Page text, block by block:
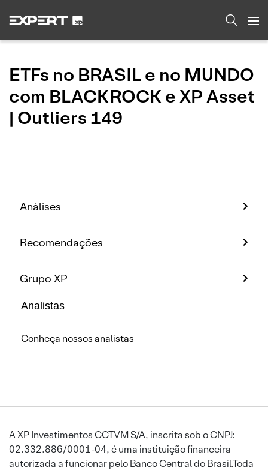
ETFs no BRASIL e no MUNDO
com BLACKROCK e XP Asset
| Outliers 149
Análises
Recomendações
Grupo XP
Analistas
Conheça nossos analistas
A XP Investimentos CCTVM S/A, inscrita sob o CNPJ:
02.332.886/0001-04, é uma instituição financeira
autorizada a funcionar pelo Banco Central do Brasil.Toda